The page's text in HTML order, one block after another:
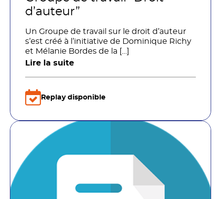
d’auteur”
Un Groupe de travail sur le droit d’auteur
s’est créé à l’initiative de Dominique Richy
et Mélanie Bordes de la […]
Lire la suite
Replay disponible